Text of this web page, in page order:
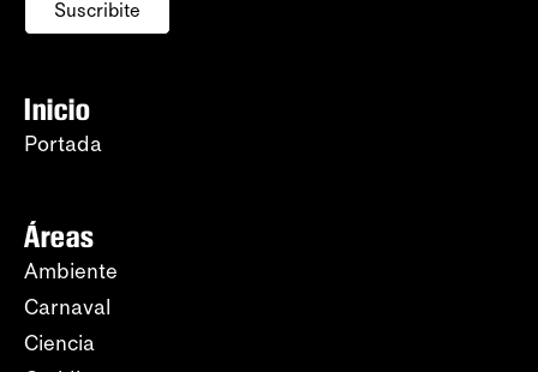
Suscribite
Inicio
Portada
Áreas
Ambiente
Carnaval
Ciencia